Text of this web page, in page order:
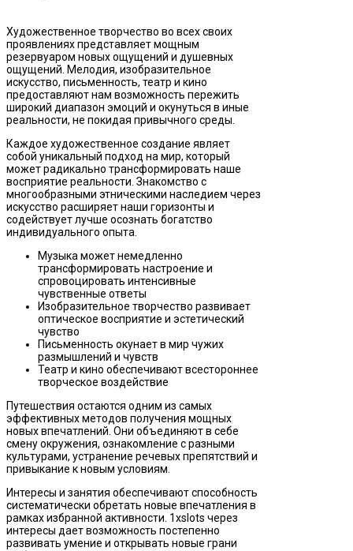
Художественное творчество во всех своих
проявлениях представляет мощным
резервуаром новых ощущений и душевных
ощущений. Мелодия, изобразительное
искусство, письменность, театр и кино
предоставляют нам возможность пережить
широкий диапазон эмоций и окунуться в иные
реальности, не покидая привычного среды.
Каждое художественное создание являет
собой уникальный подход на мир, который
может радикально трансформировать наше
восприятие реальности. Знакомство с
многообразными этническими наследием через
искусство расширяет наши горизонты и
содействует лучше осознать богатство
индивидуального опыта.
Музыка может немедленно
трансформировать настроение и
спровоцировать интенсивные
чувственные ответы
Изобразительное творчество развивает
оптическое восприятие и эстетический
чувство
Письменность окунает в мир чужих
размышлений и чувств
Театр и кино обеспечивают всестороннее
творческое воздействие
Путешествия остаются одним из самых
эффективных методов получения мощных
новых впечатлений. Они объединяют в себе
смену окружения, ознакомление с разными
культурами, устранение речевых препятствий и
привыкание к новым условиям.
Интересы и занятия обеспечивают способность
систематически обретать новые впечатления в
рамках избранной активности. 1xslots через
интересы дает возможность постепенно
развивать умение и открывать новые грани